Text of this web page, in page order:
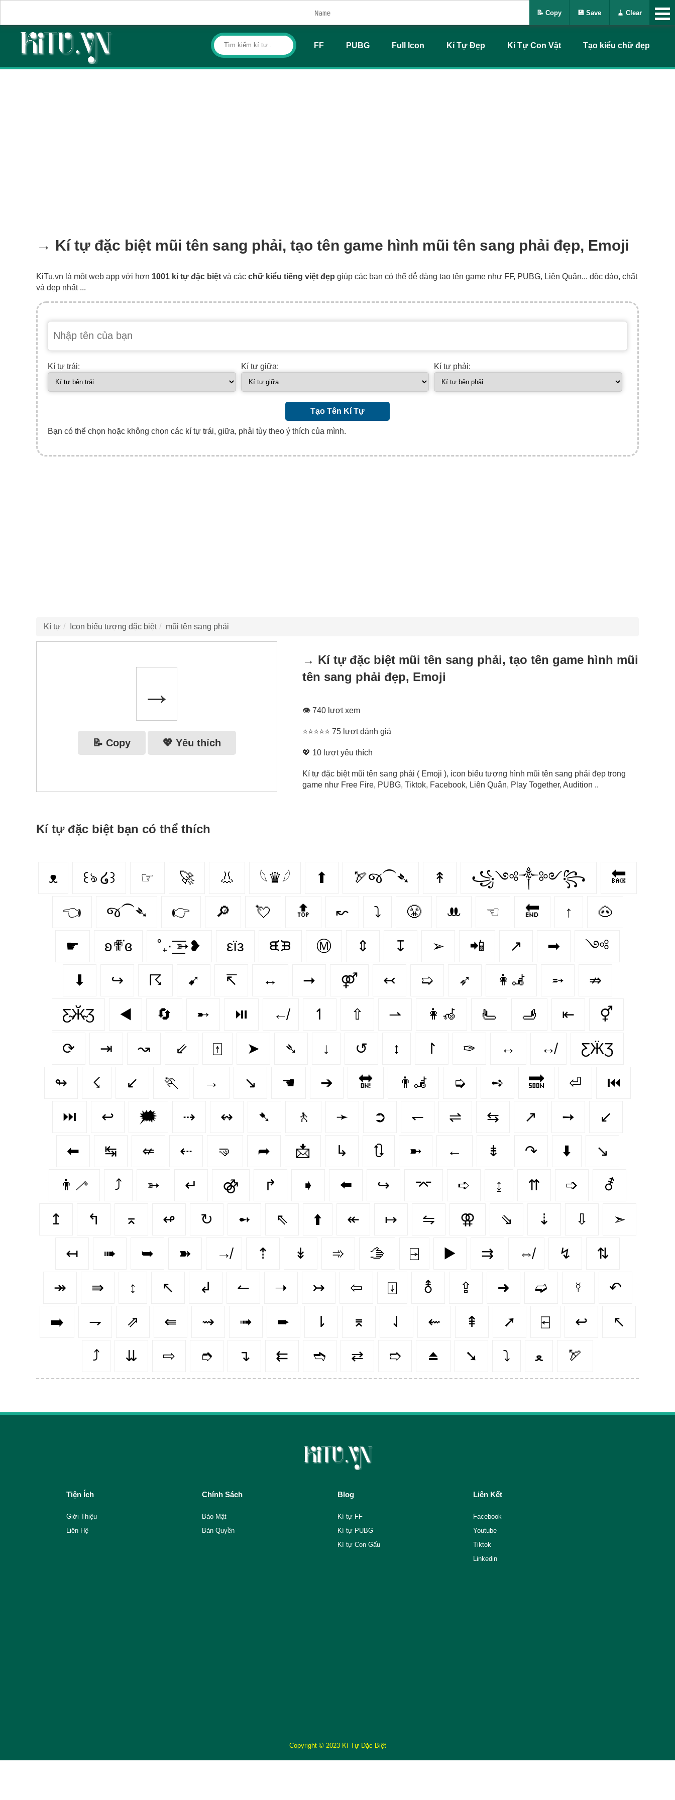
FF PUBG Full Icon Kí Tự Đẹp Kí Tự Con Vật Tạo kiểu chữ đẹp
→ Kí tự đặc biệt mũi tên sang phải, tạo tên game hình mũi tên sang phải đẹp, Emoji
KiTu.vn là một web app với hơn 1001 kí tự đặc biệt và các chữ kiểu tiếng việt đẹp giúp các bạn có thể dễ dàng tạo tên game như FF, PUBG, Liên Quân... độc đáo, chất
và đẹp nhất ...
Kí tự trái: Kí tự giữa: Kí tự phải:
Tạo Tên Kí Tự
Bạn có thể chọn hoặc không chọn các kí tự trái, giữa, phải tùy theo ý thích của mình.
Kí tự Icon biểu tượng đặc biệt mũi tên sang phải
→
📝 Copy 💖 Yêu thích
→ Kí tự đặc biệt mũi tên sang phải, tạo tên game hình mũi
tên sang phải đẹp, Emoji
👁 740 lượt xem
⭐⭐⭐⭐⭐ 75 lượt đánh giá
💖 10 lượt yêu thích
Kí tự đặc biệt mũi tên sang phải ( Emoji ), icon biểu tượng hình mũi tên sang phải đẹp trong
game như Free Fire, PUBG, Tiktok, Facebook, Liên Quân, Play Together, Audition ..
Kí tự đặc biệt bạn có thể thích
ᴥ ꒰ঌ ໒꒱ ☞ 🚀 👃 𓆩♛𓆪 ⬆ 🏹જ⁀➴ ↟ ꧁༺༒༻꧂ 🔙
👈 જ⁀➴ 👉 🔎 💘 🔝 ↜ ⤵ 😤 ꔚ ☜ 🔚 ↑ 🐽
☛ ʚ✟⃛ɞ ˚₊· ͟͟͞͞➳❥ εїз ᙙᙖ Ⓜ ⇕ ↧ ➢ 📲 ↗️ ➡ ༺
⬇ ↪ ☈ ➹ ↸ ↔ ➞ ⚤ ↢ ➯ ➶ 👩‍🦼‍ ➵ ⇏
Ƹ̴Ӂ̴Ʒ ◀️ 🔄 ➸ ⏯️ ↚ ↿ ⇧ ⇀ 👩‍🦽‍ 🫷 🫸 ⇤ ⚥
⟳ ⇥ ↝ ⇙ ⍐ ➤ ➴ ↓ ↺ ↕ ↾ ✑ ↔️ ↮ ƸӜƷ
↬ ☇ ↙ 🏃‍ → ↘️ ☚ ➔ 🔛 👨‍🦼‍️ ➭ ➺ 🔜 ⏎ ⏮️
⏭️ ↩ 🗯 ⇢ ↭ ➷ 🚶‍ ➛ ➲ ↽ ⇌ ⇆ ↗ ➙ ↙️
⬅ ↹ ⇍ ⇠ 🤜 ➦ 📩 ↳ 🔃 ➼ ← ⇟ ↷ ⬇️ ↘
👨‍🦯‍ ⤴ ➳ ↵ ⚣ ↱ ➧ ⬅️ ↪️ ⌤ ➪ ↨ ⇈ ➩ ⚦
↥ ↰ ⌅ ↫ ↻ ➻ ⇖ ⬆️ ↞ ↦ ⇋ ⚢ ⇘ ⇣ ⇩ ➣
↤ ➠ ➥ ➽ ↛ ⇡ ↡ ➾ 🫱 ⍈ ▶️ ⇉ ⇎ ↯ ⇅
↠ ⇛ ↕️ ↖ ↲ ↼ ➝ ↣ ⇦ ⍗ ⚨ ⇪ ➜ ➫ ☿ ↶
➡️ ⇁ ⇗ ⇚ ⇝ ➟ ➨ ⇂ ⌆ ⇃ ⇜ ⇞ ➚ ⍇ ↩️ ↖️
⤴️ ⇊ ⇨ ➮ ↴ ⇇ ➬ ⇄ ➱ ⏏️ ➘ ⤵️ ﻌ 🏹
Tiện Ích
Giới Thiệu
Liên Hệ
Chính Sách
Bảo Mật
Bản Quyền
Blog
Kí tự FF
Kí tự PUBG
Kí tự Con Gấu
Liên Kết
Facebook
Youtube
Tiktok
Linkedin
Copyright © 2023 Kí Tự Đặc Biệt
📝 Copy 💾 Save 🧹 Clear